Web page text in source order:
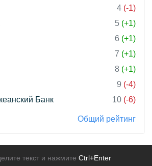
4 (-1)
5 (+1)
6 (+1)
7 (+1)
8 (+1)
9 (-4)
Банк
10 (-6)
Общий рейтинг
текст и нажмите Ctrl+Enter